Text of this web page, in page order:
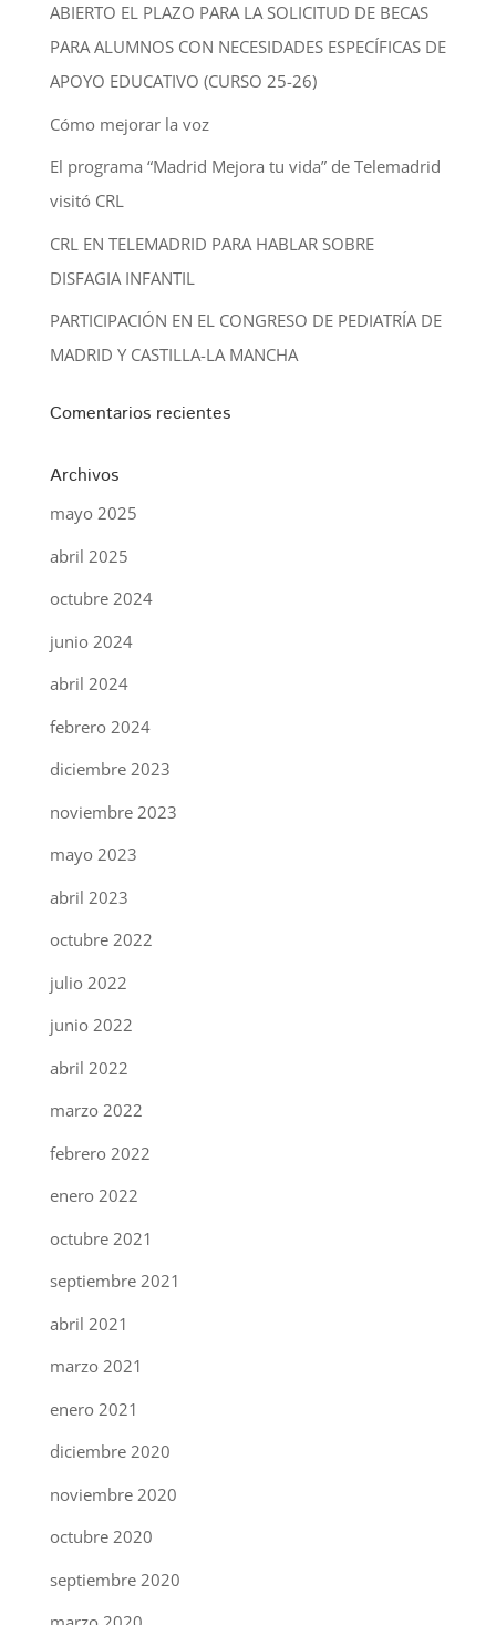
ABIERTO EL PLAZO PARA LA SOLICITUD DE BECAS
PARA ALUMNOS CON NECESIDADES ESPECÍFICAS DE
APOYO EDUCATIVO (CURSO 25-26)
Cómo mejorar la voz
El programa “Madrid Mejora tu vida” de Telemadrid
visitó CRL
CRL EN TELEMADRID PARA HABLAR SOBRE
DISFAGIA INFANTIL
PARTICIPACIÓN EN EL CONGRESO DE PEDIATRÍA DE
MADRID Y CASTILLA-LA MANCHA
Comentarios recientes
Archivos
mayo 2025
abril 2025
octubre 2024
junio 2024
abril 2024
febrero 2024
diciembre 2023
noviembre 2023
mayo 2023
abril 2023
octubre 2022
julio 2022
junio 2022
abril 2022
marzo 2022
febrero 2022
enero 2022
octubre 2021
septiembre 2021
abril 2021
marzo 2021
enero 2021
diciembre 2020
noviembre 2020
octubre 2020
septiembre 2020